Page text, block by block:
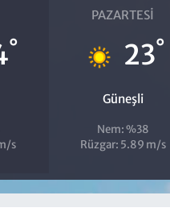
°
s
PAZARTESI
23°
Güneşli
Nem: %38
Rüzgar: 5.89 m/s